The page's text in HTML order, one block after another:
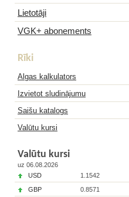
Lietotāji
VGK+ abonements
Rīki
Algas kalkulators
Izvietot sludinājumu
Saišu katalogs
Valūtu kursi
Valūtu kursi
uz 06.08.2026
USD
1.1542
GBP
0.8571